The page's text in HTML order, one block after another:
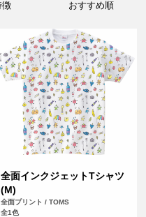
全面インクジェットTシャツ
(M)
全面プリント / TOMS
全1色